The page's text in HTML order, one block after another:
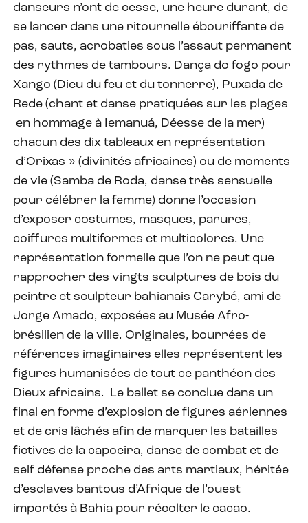
danseurs n’ont de cesse, une heure durant, de
se lancer dans une ritournelle ébouriffante de
pas, sauts, acrobaties sous l’assaut permanent
des rythmes de tambours. Dança do fogo pour
Xango (Dieu du feu et du tonnerre), Puxada de
Rede (chant et danse pratiquées sur les plages
en hommage à Iemanuá, Déesse de la mer)
chacun des dix tableaux en représentation
d’Orixas » (divinités africaines) ou de moments
de vie (Samba de Roda, danse très sensuelle
pour célébrer la femme) donne l’occasion
d’exposer costumes, masques, parures,
coiffures multiformes et multicolores. Une
représentation formelle que l’on ne peut que
rapprocher des vingts sculptures de bois du
peintre et sculpteur bahianais Carybé, ami de
Jorge Amado, exposées au Musée Afro-
brésilien de la ville. Originales, bourrées de
références imaginaires elles représentent les
figures humanisées de tout ce panthéon des
Dieux africains. Le ballet se conclue dans un
final en forme d’explosion de figures aériennes
et de cris lâchés afin de marquer les batailles
fictives de la capoeira, danse de combat et de
self défense proche des arts martiaux, héritée
d’esclaves bantous d’Afrique de l’ouest
importés à Bahia pour récolter le cacao.